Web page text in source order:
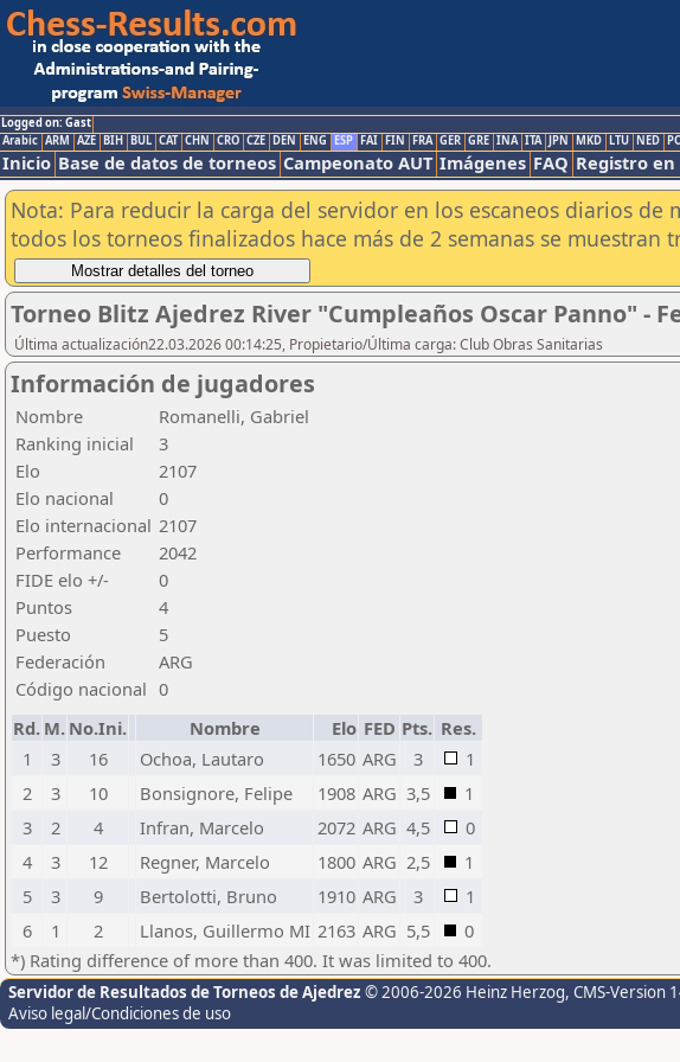
Logged on: Gast
Arabic ARM AZE BIH BUL CAT CHN CRO CZE DEN ENG ESP FAI FIN FRA GER GRE INA ITA JPN MKD LTU NED
Inicio Base de datos de torneos Campeonato AUT Imágenes FAQ Registro
Nota: Para reducir la carga del servidor en los escaneos diarios de
todos los torneos finalizados hace más de 2 semanas se muestran
Torneo Blitz Ajedrez River "Cumpleaños Oscar Panno" -
Última actualización22.03.2026 00:14:25, Propietario/Última carga: Club Obras Sanitarias
Información de jugadores
Nombre
Romanelli, Gabriel
Ranking inicial
3
Elo
2107
Elo nacional
0
Elo internacional 2107
Performance
2042
FIDE elo +/-
0
Puntos
4
Puesto
5
Federación
ARG
Código nacional 0
Rd. M. No.Ini. Nombre Elo FED Pts. Res.
1
3 16 Ochoa, Lautaro 1650 ARG 3
1
2
3 10 Bonsignore, Felipe 1908 ARG 3,5
1
3
2 4 Infran, Marcelo 2072 ARG 4,5
0
4
3 12 Regner, Marcelo 1800 ARG 2,5
1
5
3 9 Bertolotti, Bruno 1910 ARG 3
1
6
1 2 Llanos, Guillermo MI 2163 ARG 5,5
0
*) Rating difference of more than 400. It was limited to 400.
Servidor de Resultados de Torneos de Ajedrez © 2006-2026 Heinz Herzog, CMS-Version
Aviso legal/Condiciones de uso